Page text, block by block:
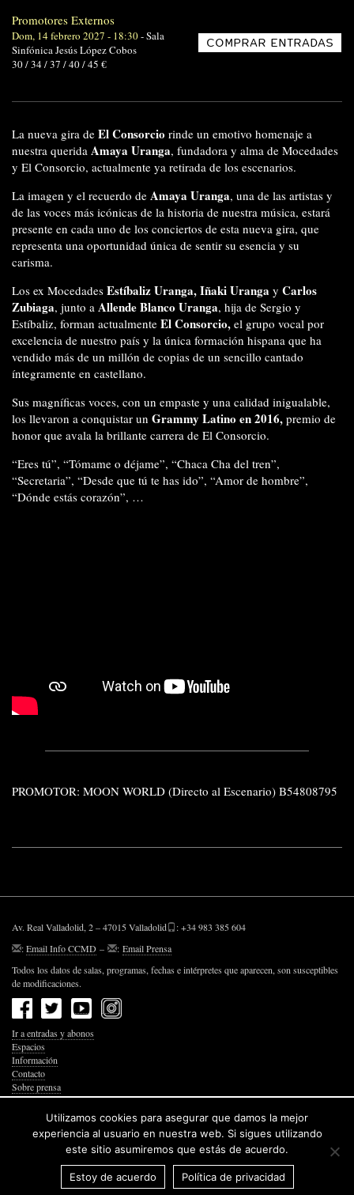
Promotores Externos
COMPRAR ENTRADAS
Dom, 14 febrero 2027 - 18:30-Sala
Sinfónica Jesús López Cobos
30 / 34 / 37 / 40 / 45 €
La nueva gira de El Consorcio rinde un emotivo homenaje a
nuestra querida Amaya Uranga, fundadora y alma de Mocedades
y El Consorcio, actualmente ya retirada de los escenarios.
La imagen y el recuerdo de Amaya Uranga, una de las artistas y
de las voces más icónicas de la historia de nuestra música, estará
presente en cada uno de los conciertos de esta nueva gira, que
representa una oportunidad única de sentir su esencia y su
carisma.
Los ex Mocedades Estíbaliz Uranga, Iñaki Uranga y Carlos
Zubiaga, junto a Allende Blanco Uranga, hija de Sergio y
Estíbaliz, forman actualmente El Consorcio, el grupo vocal por
excelencia de nuestro país y la única formación hispana que ha
vendido más de un millón de copias de un sencillo cantado
íntegramente en castellano.
Sus magníficas voces, con un empaste y una calidad inigualable,
los llevaron a conquistar un Grammy Latino en 2016, premio de
honor que avala la brillante carrera de El Consorcio.
“Eres tú”, “Tómame o déjame”, “Chaca Cha del tren”,
“Secretaria”, “Desde que tú te has ido”, “Amor de hombre”,
“Dónde estás corazón”, …
PROMOTOR: MOON WORLD (Directo al Escenario) B54808795
Av. Real Valladolid, 2 – 47015 Valladolid
: +34 983 385 604
:Email Info CCMD – : Email Prensa
Todos los datos de salas, programas, fechas e intérpretes que aparecen, son susceptibles
de modificaciones.
Ir a entradas y abonos
Espacios
Información
Contacto
Sobre prensa
Política de Privacidad
Política de Cookies
Accesibilidad Web
© 2026 Junta de Castilla y León
Utilizamos cookies para asegurar que damos la mejor
experiencia al usuario en nuestra web. Si sigues utilizando
este sitio asumiremos que estás de acuerdo.
Estoy de acuerdo Política de privacidad